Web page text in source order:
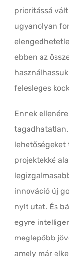
prioritássá
ugyanolyan
ebben az
felesleges
Ennek
lehetőségeket
projektekké
innováció új
nyit utat. És
egyre
meglepőbb
amely már